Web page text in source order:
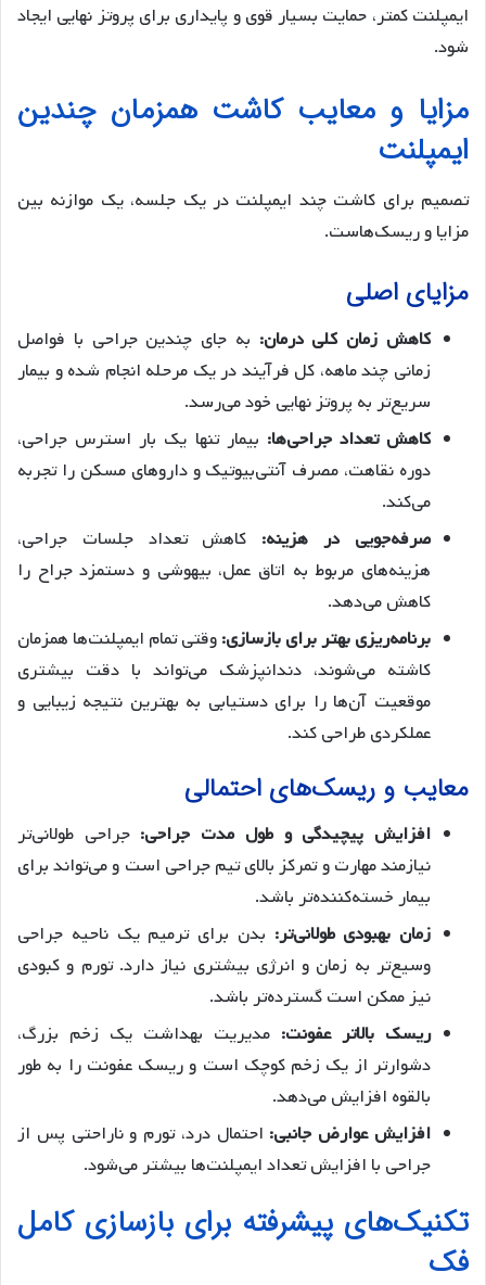
ایمپلنت کمتر، حمایت بسیار قوی و پایداری برای پروتز نهایی ایجاد
شود.
مزایا و معایب کاشت همزمان چندین
ایمپلنت
تصمیم برای کاشت چند ایمپلنت در یک جلسه، یک موازنه بین
مزایا و ریسک‌هاست.
مزایای اصلی
کاهش زمان کلی درمان: به جای چندین جراحی با فواصل
زمانی چند ماهه، کل فرآیند در یک مرحله انجام شده و بیمار
سریع‌تر به پروتز نهایی خود می‌رسد.
کاهش تعداد جراحی‌ها: بیمار تنها یک بار استرس جراحی،
دوره نقاهت، مصرف آنتی‌بیوتیک و داروهای مسکن را تجربه
می‌کند.
صرفه‌جویی در هزینه: کاهش تعداد جلسات جراحی،
هزینه‌های مربوط به اتاق عمل، بیهوشی و دستمزد جراح را
کاهش می‌دهد.
برنامه‌ریزی بهتر برای بازسازی:وقتی تمام ایمپلنت‌ها همزمان
کاشته می‌شوند، دندانپزشک می‌تواند با دقت بیشتری
موقعیت آن‌ها را برای دستیابی به بهترین نتیجه زیبایی و
عملکردی طراحی کند.
معایب و ریسک‌های احتمالی
افزایش پیچیدگی و طول مدت جراحی: جراحی طولانی‌تر
نیازمند مهارت و تمرکز بالای تیم جراحی است و می‌تواند برای
بیمار خسته‌کننده‌تر باشد.
زمان بهبودی طولانی‌تر: بدن برای ترمیم یک ناحیه جراحی
وسیع‌تر به زمان و انرژی بیشتری نیاز دارد. تورم و کبودی
نیز ممکن است گسترده‌تر باشد.
ریسک بالاتر عفونت: مدیریت بهداشت یک زخم بزرگ،
دشوارتر از یک زخم کوچک است و ریسک عفونت را به طور
بالقوه افزایش می‌دهد.
افزایش عوارض جانبی: احتمال درد، تورم و ناراحتی پس از
جراحی با افزایش تعداد ایمپلنت‌ها بیشتر می‌شود.
تکنیک‌های پیشرفته برای بازسازی کامل
فک